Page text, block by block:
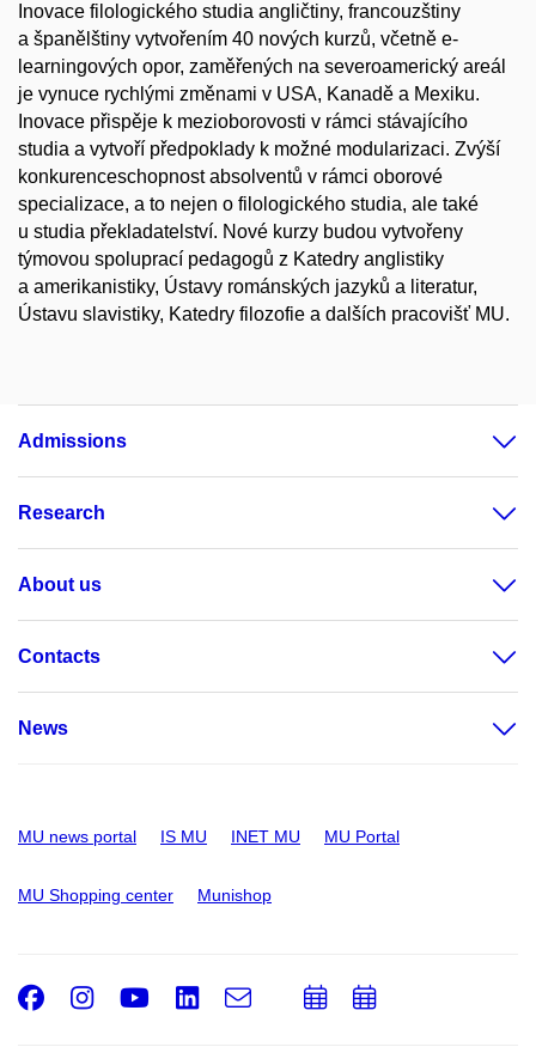
Inovace filologického studia angličtiny, francouzštiny
a španělštiny vytvořením 40 nových kurzů, včetně e-
learningových opor, zaměřených na severoamerický areál
je vynuce rychlými změnami v USA, Kanadě a Mexiku.
Inovace přispěje k mezioborovosti v rámci stávajícího
studia a vytvoří předpoklady k možné modularizaci. Zvýší
konkurenceschopnost absolventů v rámci oborové
specializace, a to nejen o filologického studia, ale také
u studia překladatelství. Nové kurzy budou vytvořeny
týmovou spoluprací pedagogů z Katedry anglistiky
a amerikanistiky, Ústavy románských jazyků a literatur,
Ústavu slavistiky, Katedry filozofie a dalších pracovišť MU.
Admissions
Research
About us
Contacts
News
MU news portal IS MU INET MU MU Portal
MU Shopping center Munishop
Facebook
Instagram
Youtube
LinkedIn
e-
AddAdd